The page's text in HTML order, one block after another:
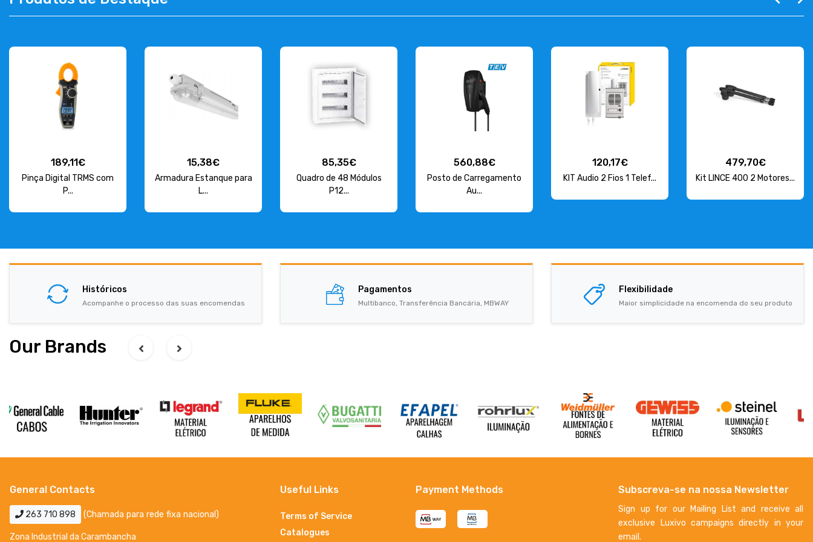
CONTACT
geral@luxivo.pt
189,11€
Pinça Digital TRMS com
P...
15,38€
Armadura Estanque para
L...
85,35€
Quadro de 48 Módulos
P12...
560,88€
Posto de Carregamento
Au...
120,17€
KIT Audio 2 Fios 1 Telef...
479,70€
Kit LINCE 400 2 Motores...
Históricos
Acompanhe o processo das suas encomendas
Pagamentos
Multibanco, Transferência Bancária, MBWAY
Flexibilidade
Maior simplicidade na encomenda do seu produto
Our Brands
General Contacts
263 710 898 (Chamada para rede fixa nacional)
Zona Industrial da Carambancha
Useful Links
Terms of Service
Catalogues
Payment Methods Subscreva-se na nossa Newsletter
Sign up for our Mailing List and receive all
exclusive Luxivo campaigns directly in your
email.